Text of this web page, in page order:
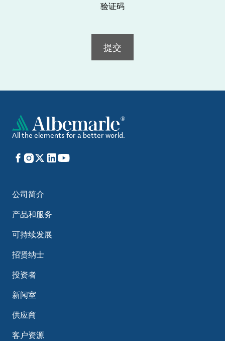
验证码
提交
All the elements for a better world.
Facebook
Instagram
X LinkedIn
YouTube
公司简介
产品和服务
可持续发展
招贤纳士
投资者
新闻室
供应商
客户资源